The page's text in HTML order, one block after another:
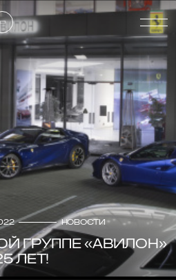
Новости
ГРУППЕ «АВИЛОН»
ЛЕТ!